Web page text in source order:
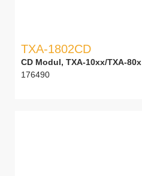
TXA-1802CD
CD Modul, TXA-10xx/TXA-80x
176490